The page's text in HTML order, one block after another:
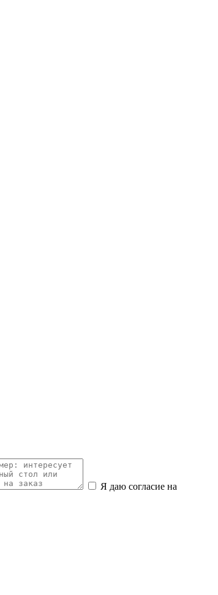
Я даю согласие на